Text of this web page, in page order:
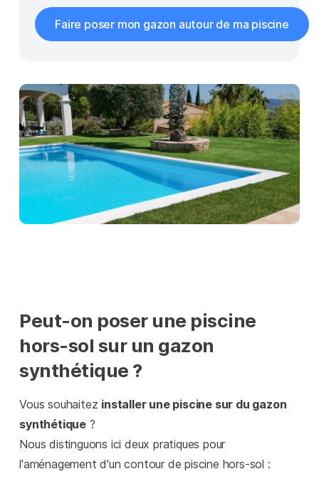
Faire poser mon gazon autour de ma piscine
Peut-on poser une piscine
hors-sol sur un gazon
synthétique ?
Vous souhaitez installer une piscine sur du gazon
synthétique ?
Nous distinguons ici deux pratiques pour
l'aménagement d'un contour de piscine hors-sol :